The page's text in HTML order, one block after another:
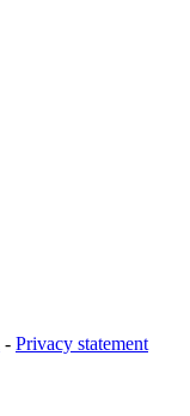
- Privacy statement